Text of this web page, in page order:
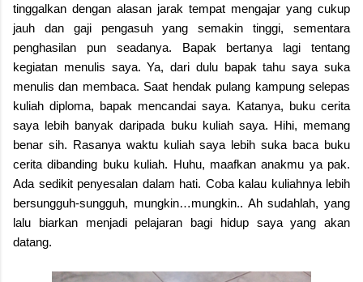
tinggalkan dengan alasan jarak tempat mengajar yang cukup
jauh dan gaji pengasuh yang semakin tinggi, sementara
penghasilan pun seadanya. Bapak bertanya lagi tentang
kegiatan menulis saya. Ya, dari dulu bapak tahu saya suka
menulis dan membaca. Saat hendak pulang kampung selepas
kuliah diploma, bapak mencandai saya. Katanya, buku cerita
saya lebih banyak daripada buku kuliah saya. Hihi, memang
benar sih. Rasanya waktu kuliah saya lebih suka baca buku
cerita dibanding buku kuliah. Huhu, maafkan anakmu ya pak.
Ada sedikit penyesalan dalam hati. Coba kalau kuliahnya lebih
bersungguh-sungguh, mungkin…mungkin.. Ah sudahlah, yang
lalu biarkan menjadi pelajaran bagi hidup saya yang akan
datang.